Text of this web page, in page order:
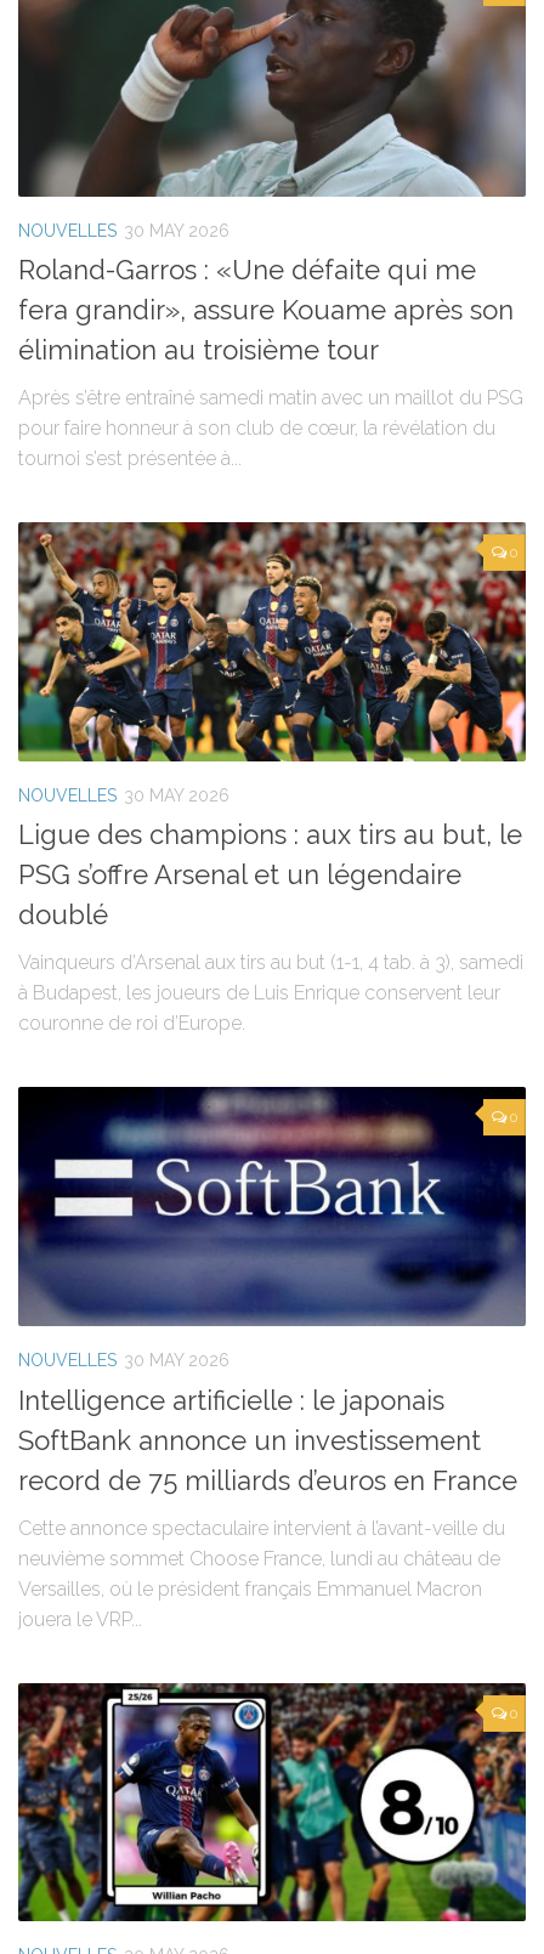
NOUVELLES 30 MAY 2026
Roland-Garros : «Une défaite qui me
fera grandir», assure Kouame après son
élimination au troisième tour
Après s’être entraîné samedi matin avec un maillot du PSG
pour faire honneur à son club de cœur, la révélation du
tournoi s’est présentée à...
0
NOUVELLES 30 MAY 2026
Ligue des champions : aux tirs au but, le
PSG s’offre Arsenal et un légendaire
doublé
Vainqueurs d’Arsenal aux tirs au but (1-1, 4 tab. à 3), samedi
à Budapest, les joueurs de Luis Enrique conservent leur
couronne de roi d’Europe.
0
NOUVELLES 30 MAY 2026
Intelligence artificielle : le japonais
SoftBank annonce un investissement
record de 75 milliards d’euros en France
Cette annonce spectaculaire intervient à l’avant-veille du
neuvième sommet Choose France, lundi au château de
Versailles, où le président français Emmanuel Macron
jouera le VRP...
0